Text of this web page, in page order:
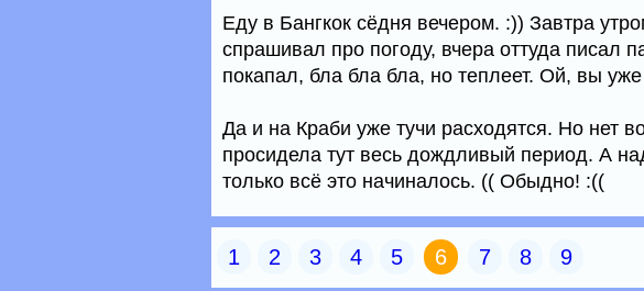
Еду в Бангкок сёдня вечером. :)) Завтра
спрашивал про погоду, вчера оттуда писал
покапал, бла бла бла, но теплеет. Ой, вы
Да и на Краби уже тучи расходятся. Но нет
просидела тут весь дождливый период. А
только всё это начиналось. (( Обыдно! :((
1 2 3 4 5 6 7 8 9